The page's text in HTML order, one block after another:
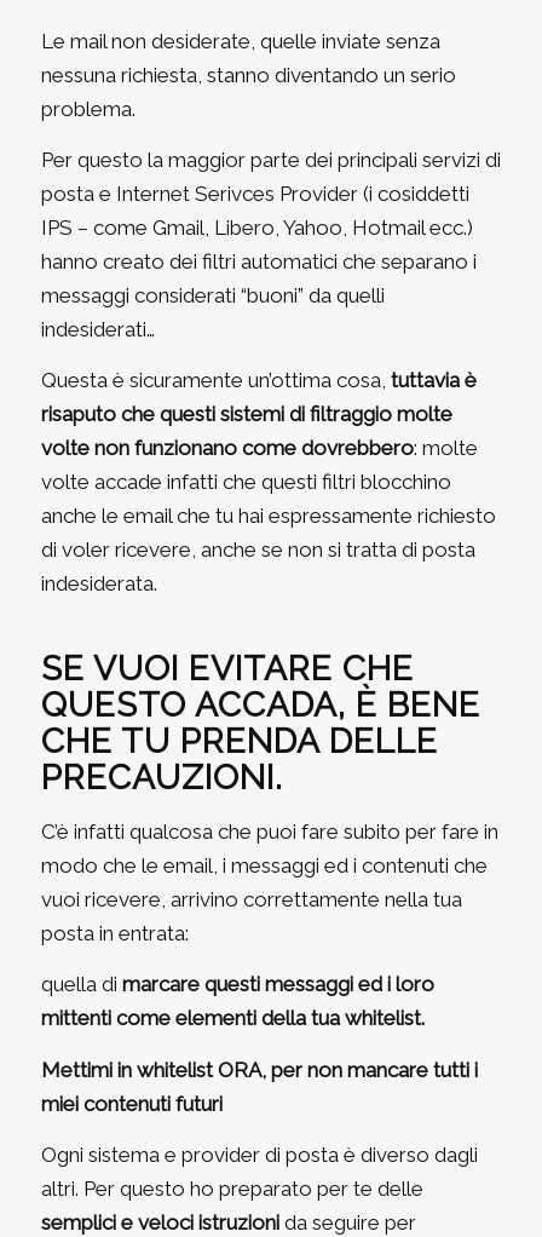
Le mail non desiderate, quelle inviate senza
nessuna richiesta, stanno diventando un serio
problema.
Per questo la maggior parte dei principali servizi di
posta e Internet Serivces Provider (i cosiddetti
IPS – come Gmail, Libero, Yahoo, Hotmail ecc.)
hanno creato dei filtri automatici che separano i
messaggi considerati “buoni” da quelli
indesiderati…
Questa è sicuramente un’ottima cosa, tuttavia è
risaputo che questi sistemi di filtraggio molte
volte non funzionano come dovrebbero: molte
volte accade infatti che questi filtri blocchino
anche le email che tu hai espressamente richiesto
di voler ricevere, anche se non si tratta di posta
indesiderata.
SE VUOI EVITARE CHE
QUESTO ACCADA, È BENE
CHE TU PRENDA DELLE
PRECAUZIONI.
C’è infatti qualcosa che puoi fare subito per fare in
modo che le email, i messaggi ed i contenuti che
vuoi ricevere, arrivino correttamente nella tua
posta in entrata:
quella di marcare questi messaggi ed i loro
mittenti come elementi della tua whitelist.
Mettimi in whitelist ORA, per non mancare tutti i
miei contenuti futuri
Ogni sistema e provider di posta è diverso dagli
altri. Per questo ho preparato per te delle
semplici e veloci istruzioni da seguire per